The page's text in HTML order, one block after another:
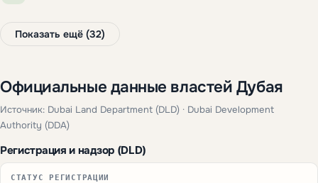
Показать ещё (32)
Официальные данные властей Дубая
Источник: Dubai Land Department (DLD) · Dubai Development
Authority (DDA)
Регистрация и надзор (DLD)
СТАТУС РЕГИСТРАЦИИ